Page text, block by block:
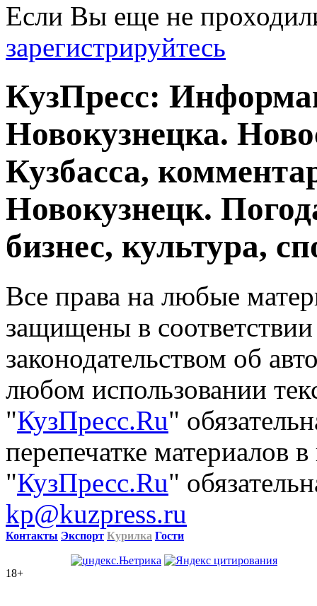
Если Вы еще не
зарегистрируйтесь
КузПресс:
Новокузнецка.
Кузбасса,
Новокузнецк.
бизнес, культура,
Все права на любые
защищены в
законодательством об
любом использовании
"КузПресс.Ru"
перепечатке материалов
"КузПресс.Ru"
kp@kuzpress.ru
Контакты Экспорт Курилка Гости
18+